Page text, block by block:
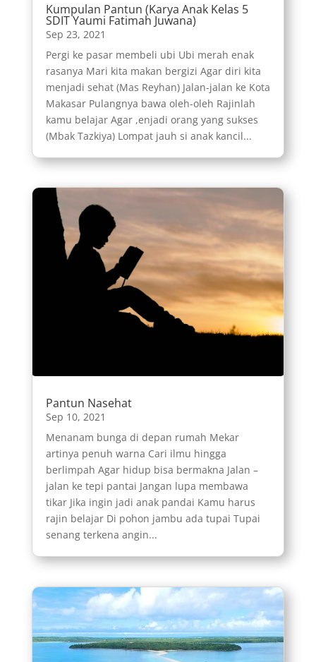
Kumpulan Pantun (Karya Anak Kelas 5
SDIT Yaumi Fatimah Juwana)
Sep 23, 2021
Pergi ke pasar membeli ubi Ubi merah enak
rasanya Mari kita makan bergizi Agar diri kita
menjadi sehat (Mas Reyhan) Jalan-jalan ke Kota
Makasar Pulangnya bawa oleh-oleh Rajinlah
kamu belajar Agar ,enjadi orang yang sukses
(Mbak Tazkiya) Lompat jauh si anak kancil...
Pantun Nasehat
Sep 10, 2021
Menanam bunga di depan rumah Mekar
artinya penuh warna Cari ilmu hingga
berlimpah Agar hidup bisa bermakna Jalan –
jalan ke tepi pantai Jangan lupa membawa
tikar Jika ingin jadi anak pandai Kamu harus
rajin belajar Di pohon jambu ada tupai Tupai
senang terkena angin...